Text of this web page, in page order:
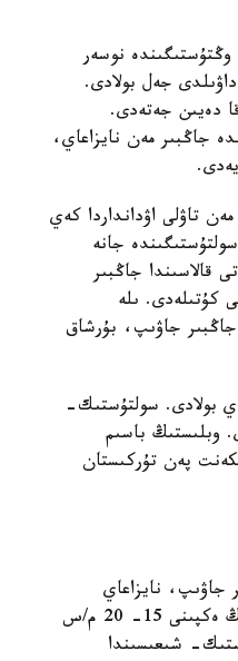
نوسەر
جەل بولادى.
جەلدىڭ ەكپىنى 15-20 م/س، كەي ۋاقىتتا 23 م/س-قا دەيىن جەتەدى.
جاڭبىر مەن نايزاعاي،
تاۋلى اۋدانداردا كەي
جانە
قالاسىندا جاڭبىر
كۇتىلەدى. ىلە
جاڭبىر جاۋىپ، بۇرشاق
بولادى. سولتۇستىك-
س-قا دەيىن كۇشەيەدى. وبلىستىڭ باسىم
پەن تۇركىستان
جاۋىپ، نايزاعاي
وينايدى. تۇندە جانە تاڭەرتەڭ تۇمان كۇتىلەدى. سولتۇستىك- باتىستان سوعاتىن جەلدىڭ ەكپىنى 15- 20 م/س
شىعىسىندا